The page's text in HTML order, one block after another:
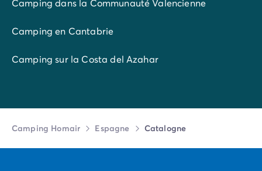
Camping dans la Communauté Valencienne
Camping en Cantabrie
Camping sur la Costa del Azahar
Camping Homair Espagne Catalogne